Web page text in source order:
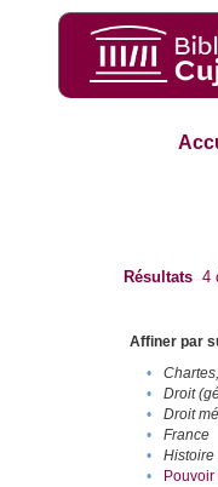
Résultats 4
Affiner par
•
•
Droit
•
Droit
•
France
•
Histoire
•
Pouvoir